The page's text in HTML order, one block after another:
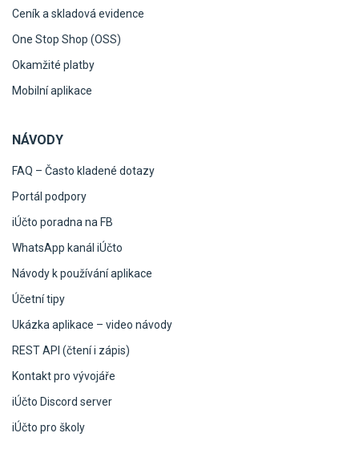
Ceník a skladová evidence
One Stop Shop (OSS)
Okamžité platby
Mobilní aplikace
NÁVODY
FAQ – Často kladené dotazy
Portál podpory
iÚčto poradna na FB
WhatsApp kanál iÚčto
Návody k používání aplikace
Účetní tipy
Ukázka aplikace – video návody
REST API (čtení i zápis)
Kontakt pro vývojáře
iÚčto Discord server
iÚčto pro školy